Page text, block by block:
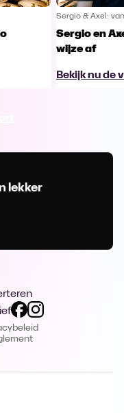
Sergio & Axel:
Sergio en
wijze af
Bekijk nu de
lekker